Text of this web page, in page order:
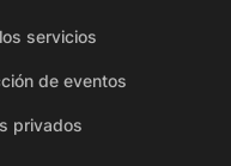
servicios
de eventos
privados